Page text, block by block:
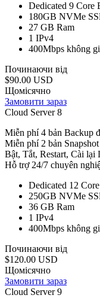
Dedicated 9 Core
180GB NVMe
27 GB Ram
1 IPv4
400Mbps không
Починаючи від
$90.00 USD
Щомісячно
Замовити зараз
Cloud Server 8
Miễn phí 4 bản Backup
Miễn phí 2 bản
Bật, Tắt, Restart, Cài
Hỗ trợ 24/7 chuyên
Dedicated 12
250GB NVMe
36 GB Ram
1 IPv4
400Mbps không
Починаючи від
$120.00 USD
Щомісячно
Замовити зараз
Cloud Server 9